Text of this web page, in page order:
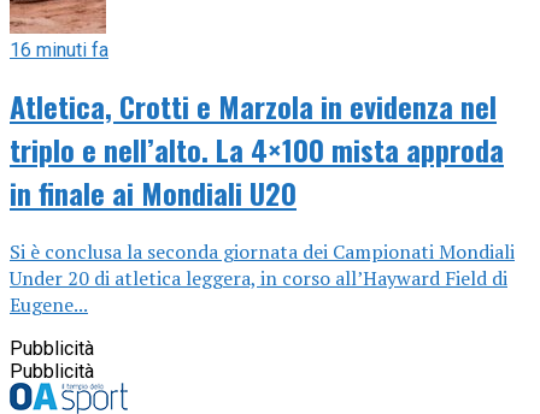
16 minuti fa
Atletica, Crotti e Marzola in evidenza nel
triplo e nell’alto. La 4×100 mista approda
in finale ai Mondiali U20
Si è conclusa la seconda giornata dei Campionati Mondiali
Under 20 di atletica leggera, in corso all’Hayward Field di
Eugene...
Pubblicità
Pubblicità